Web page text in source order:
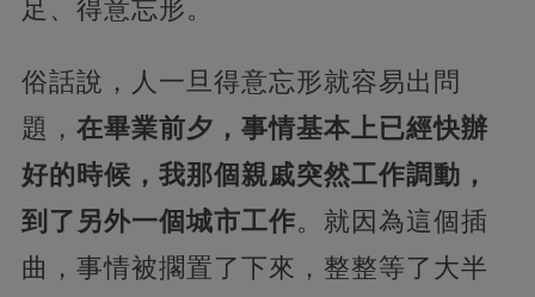
足、得意忘形。
俗話說，人一旦得意忘形就容易出問
題， 在畢業前夕，事情基本上已經快辦
好的時候，我那個親戚突然工作調動，
到了另外一個城市工作。就因為這個插
曲，事情被擱置了下來，整整等了大半